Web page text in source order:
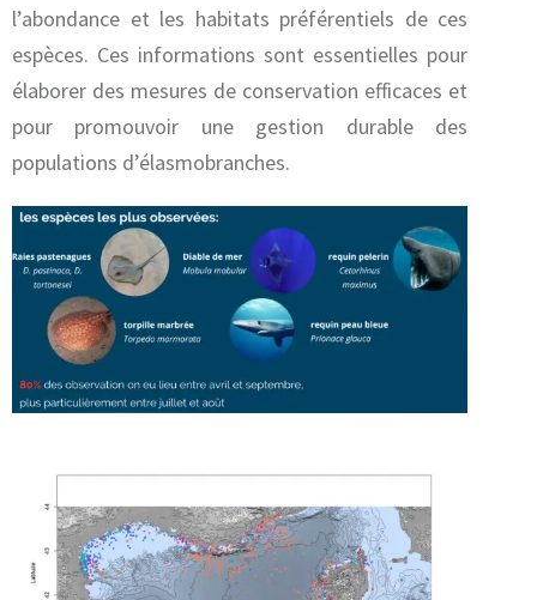
l’abondance et les habitats préférentiels de ces
espèces. Ces informations sont essentielles pour
élaborer des mesures de conservation efficaces et
pour promouvoir une gestion durable des
populations d’élasmobranches.